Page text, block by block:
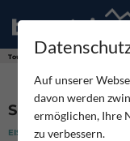
Touren
SUPERFEUCHT
EISKLETTERN MITTEL
Auf unserer
davon werden
ermöglichen, Ihre
zu verbessern.